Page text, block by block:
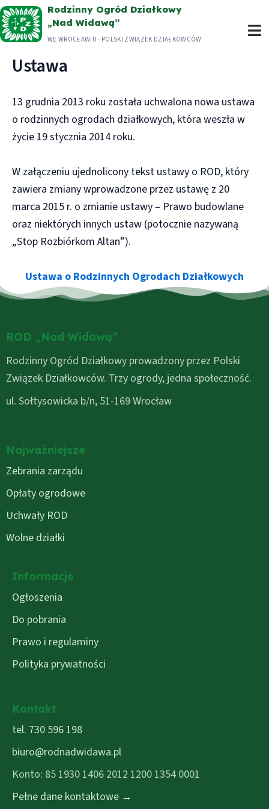
Przejdź
do
treści
Rodzinny Ogród Działkowy
„Nad Widawą”
WE WROCŁAWIU · POLSKI ZWIĄZEK DZIAŁKOWCÓW
Ustawa
13 grudnia 2013 roku została uchwalona nowa ustawa
o rodzinnych ogrodach działkowych, która weszła w
życie 19 stycznia 2014 roku.
W załączeniu ujednolicony tekst ustawy o ROD, który
zawiera zmiany wprowadzone przez ustawę z 20
marca 2015 r. o zmianie ustawy – Prawo budowlane
oraz niektórych innych ustaw (potocznie nazywaną
„Stop Rozbiórkom Altan”).
Ustawa o Rodzinnych Ogrodach Działkowych
ROD „Nad Widawą”
Rodzinny Ogród Działkowy prowadzony przez Polski
Związek Działkowców. Trzy ogrody, jedna społeczność.
ul. Sołtysowicka b/n, 51-169 Wrocław
Najważniejsze
Zebrania zarządu
Opłaty ogrodowe
Uchwały ROD
Wolne działki
Informacje
Ogłoszenia
Do pobrania
Prawo i regulaminy
Polityka prywatności
Kontakt
tel. 730 596 198
biuro@rodnadwidawa.pl
Konto: 85 1930 1406 2012 1200 1354 0001
Pełne dane kontaktowe →